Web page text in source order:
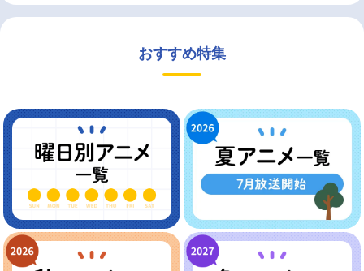
おすすめ特集